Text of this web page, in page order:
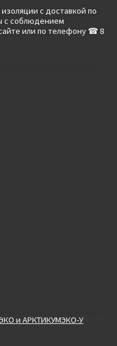
с доставкой по
с соблюдением
или по телефону ☎ 8
и АРКТИКУМЭКО-У